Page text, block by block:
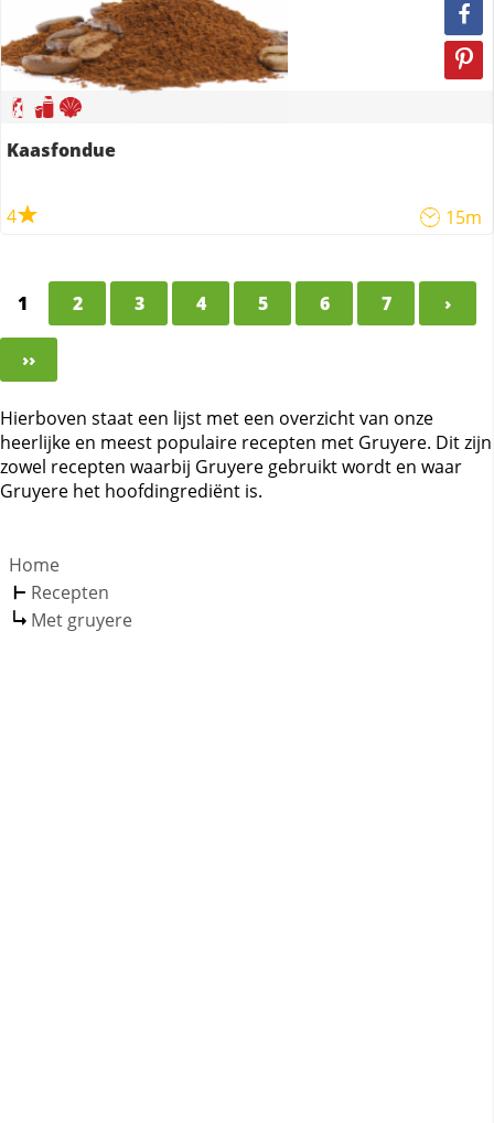
Kaasfondue
4 15m
1 2 3 4 5 6 7 ›
››
Hierboven staat een lijst met een overzicht van onze
heerlijke en meest populaire recepten met Gruyere. Dit zijn
zowel recepten waarbij Gruyere gebruikt wordt en waar
Gruyere het hoofdingrediënt is.
Home
Recepten
Met gruyere